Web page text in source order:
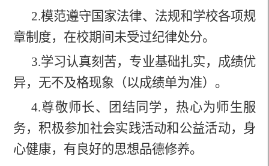
2.模范遵守国家法律、法规和学校各项规
章制度，在校期间未受过纪律处分。
3.学习认真刻苦，专业基础扎实，成绩优
异，无不及格现象（以成绩单为准）。
4.尊敬师长、团结同学，热心为师生服
务，积极参加社会实践活动和公益活动，身
心健康，有良好的思想品德修养。